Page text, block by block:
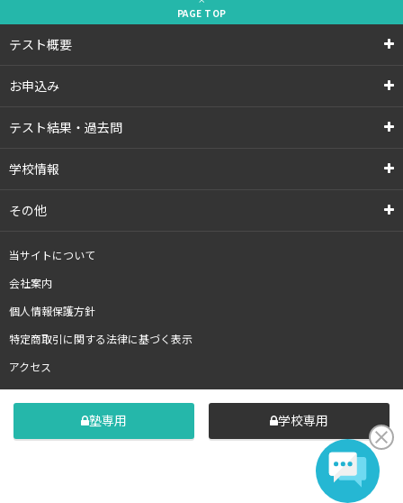
PAGE TOP
テスト概要
お申込み
テスト結果・過去問
学校情報
その他
当サイトについて
会社案内
個人情報保護方針
特定商取引に関する法律に基づく表示
アクセス
塾専用 学校専用